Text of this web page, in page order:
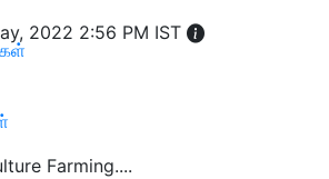
2022 2:56 PM IST
Farming....